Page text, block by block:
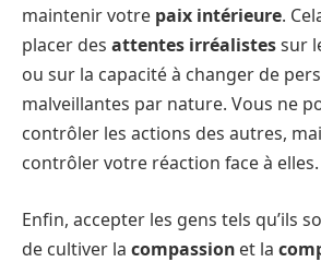
maintenir votre paix intérieure.
placer des attentes irréalistessur
ou sur la capacité à changer de
malveillantes par nature. Vous ne
contrôler les actions des autres,
contrôler votre réaction face à elles.
Enfin, accepter les gens tels qu’ils
de cultiver la compassion et la